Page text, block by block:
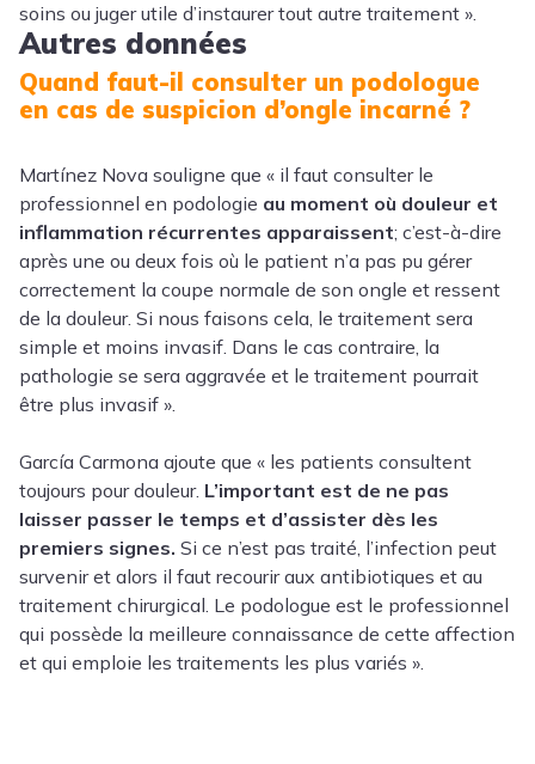
soins ou juger utile d’instaurer tout autre traitement ».
Autres données
Quand faut-il consulter un podologue
en cas de suspicion d’ongle incarné ?
Martínez Nova souligne que « il faut consulter le
professionnel en podologie au moment où douleur et
inflammation récurrentes apparaissent; c’est-à-dire
après une ou deux fois où le patient n’a pas pu gérer
correctement la coupe normale de son ongle et ressent
de la douleur. Si nous faisons cela, le traitement sera
simple et moins invasif. Dans le cas contraire, la
pathologie se sera aggravée et le traitement pourrait
être plus invasif ».
García Carmona ajoute que « les patients consultent
toujours pour douleur. L’important est de ne pas
laisser passer le temps et d’assister dès les
premiers signes. Si ce n’est pas traité, l’infection peut
survenir et alors il faut recourir aux antibiotiques et au
traitement chirurgical. Le podologue est le professionnel
qui possède la meilleure connaissance de cette affection
et qui emploie les traitements les plus variés ».